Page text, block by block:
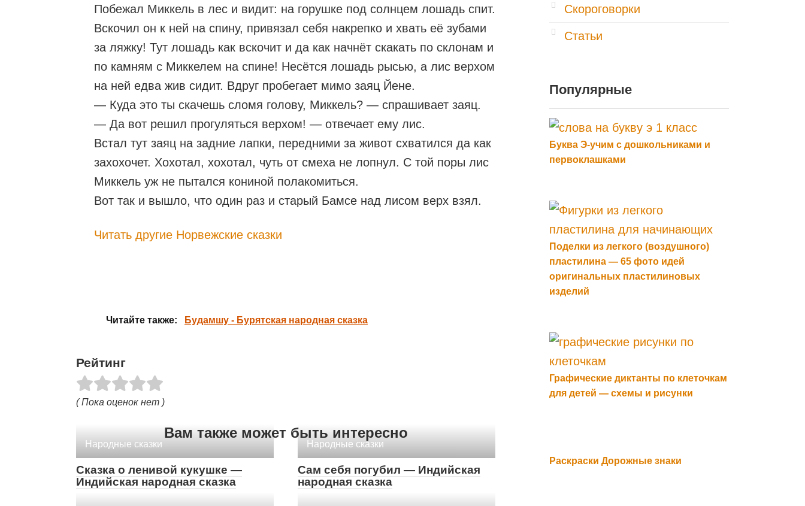
Побежал Миккель в лес и видит: на горушке под солнцем лошадь спит.
Вскочил он к ней на спину, привязал себя накрепко и хвать её зубами
за ляжку! Тут лошадь как вскочит и да как начнёт скакать по склонам и
по камням с Миккелем на спине! Несётся лошадь рысью, а лис верхом
на ней едва жив сидит. Вдруг пробегает мимо заяц Йене.
— Куда это ты скачешь сломя голову, Миккель? — спрашивает заяц.
— Да вот решил прогуляться верхом! — отвечает ему лис.
Встал тут заяц на задние лапки, передними за живот схватился да как
захохочет. Хохотал, хохотал, чуть от смеха не лопнул. С той поры лис
Миккель уж не пытался кониной полакомиться.
Вот так и вышло, что один раз и старый Бамсе над лисом верх взял.
Читать другие Норвежские сказки
Читайте также: Будамшу - Бурятская народная сказка
Рейтинг
( Пока оценок нет )
Вам также может быть интересно
Народные сказки
Сказка о ленивой кукушке —
Индийская народная сказка
Народные сказки
Сам себя погубил — Индийская
народная сказка
Скороговорки
Статьи
Популярные
Буква Э-учим с дошкольниками и
первоклашками
Поделки из легкого (воздушного)
пластилина — 65 фото идей
оригинальных пластилиновых
изделий
Графические диктанты по клеточкам
для детей — схемы и рисунки
Раскраски Дорожные знаки